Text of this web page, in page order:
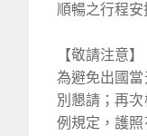
順暢之行程安
【敬請注意】
為避免出國
別懇請；再
例規定，護